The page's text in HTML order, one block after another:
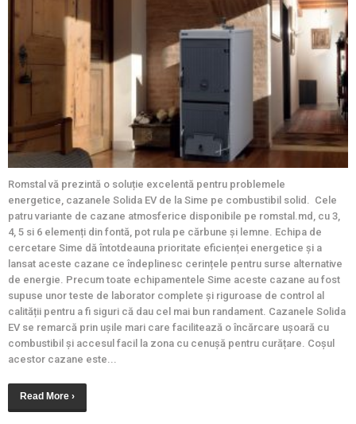
Romstal vă prezintă o soluție excelentă pentru problemele
energetice, cazanele Solida EV de la Sime pe combustibil solid. Cele
patru variante de cazane atmosferice disponibile pe romstal.md, cu 3,
4, 5 si 6 elemenți din fontă, pot rula pe cărbune și lemne. Echipa de
cercetare Sime dă întotdeauna prioritate eficienței energetice și a
lansat aceste cazane ce îndeplinesc cerințele pentru surse alternative
de energie. Precum toate echipamentele Sime aceste cazane au fost
supuse unor teste de laborator complete și riguroase de control al
calității pentru a fi siguri că dau cel mai bun randament. Cazanele Solida
EV se remarcă prin ușile mari care facilitează o încărcare ușoară cu
combustibil și accesul facil la zona cu cenușă pentru curățare. Coșul
acestor cazane este...
Read More ›